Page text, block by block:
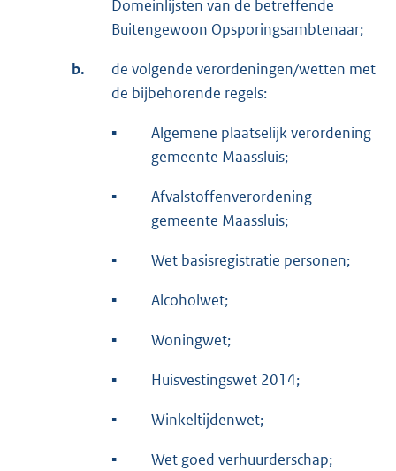
Domeinlijsten van de betreffende
Buitengewoon Opsporingsambtenaar;
b.
de volgende verordeningen/wetten met
de bijbehorende regels:
▪
Algemene plaatselijk verordening
gemeente Maassluis;
▪
Afvalstoffenverordening
gemeente Maassluis;
▪ Wet basisregistratie personen;
▪ Alcoholwet;
▪ Woningwet;
▪ Huisvestingswet 2014;
▪ Winkeltijdenwet;
▪ Wet goed verhuurderschap;